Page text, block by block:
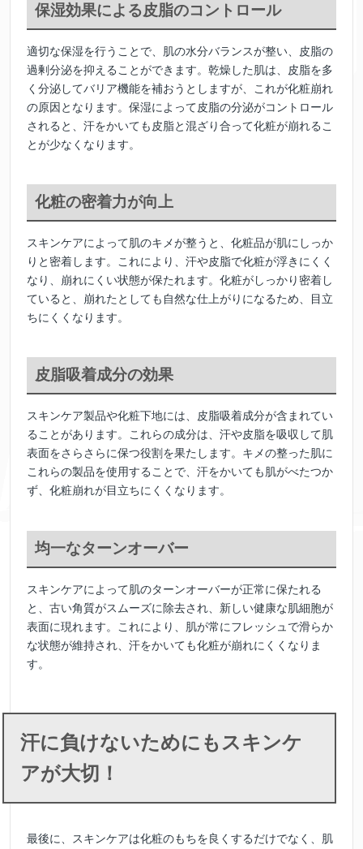
保湿効果による皮脂のコントロール
適切な保湿を行うことで、肌の水分バランスが整い、皮脂の
過剰分泌を抑えることができます。乾燥した肌は、皮脂を多
く分泌してバリア機能を補おうとしますが、これが化粧崩れ
の原因となります。保湿によって皮脂の分泌がコントロール
されると、汗をかいても皮脂と混ざり合って化粧が崩れるこ
とが少なくなります。
化粧の密着力が向上
スキンケアによって肌のキメが整うと、化粧品が肌にしっか
りと密着します。これにより、汗や皮脂で化粧が浮きにくく
なり、崩れにくい状態が保たれます。化粧がしっかり密着し
ていると、崩れたとしても自然な仕上がりになるため、目立
ちにくくなります。
皮脂吸着成分の効果
スキンケア製品や化粧下地には、皮脂吸着成分が含まれてい
ることがあります。これらの成分は、汗や皮脂を吸収して肌
表面をさらさらに保つ役割を果たします。キメの整った肌に
これらの製品を使用することで、汗をかいても肌がべたつか
ず、化粧崩れが目立ちにくくなります。
均一なターンオーバー
スキンケアによって肌のターンオーバーが正常に保たれる
と、古い角質がスムーズに除去され、新しい健康な肌細胞が
表面に現れます。これにより、肌が常にフレッシュで滑らか
な状態が維持され、汗をかいても化粧が崩れにくくなりま
す。
汗に負けないためにもスキンケ
アが大切！
最後に、スキンケアは化粧のもちを良くするだけでなく、肌